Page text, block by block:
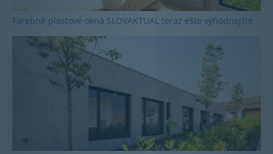
Farebné plastové okná SLOVAKTUAL teraz ešte výhodnejšie